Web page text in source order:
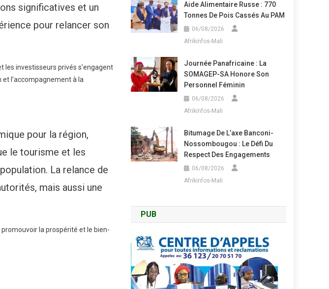
significatives et un
pour relancer son
les investisseurs privés s’engagent
l’accompagnement à la
pour la région,
le tourisme et les
La relance de
mais aussi une
promouvoir la prospérité et le bien-
Aide Alimentaire Russe : 770
Tonnes De Pois Cassés Au PAM
06/08/2026
Afrikinfos-Mali
Journée Panafricaine : La
SOMAGEP-SA Honore Son
Personnel Féminin
06/08/2026
Afrikinfos-Mali
Bitumage De L’axe Banconi-
Nossombougou : Le Défi Du
Respect Des Engagements
06/08/2026
Afrikinfos-Mali
PUB